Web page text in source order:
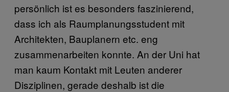
persönlich ist es besonders faszinierend,
dass ich als Raumplanungsstudent mit
Architekten, Bauplanern etc. eng
zusammenarbeiten konnte. An der Uni hat
man kaum Kontakt mit Leuten anderer
Disziplinen, gerade deshalb ist die